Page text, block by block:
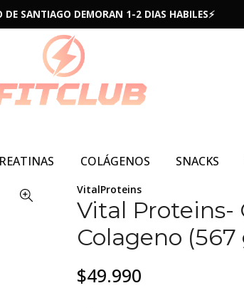
DE SANTIAGO DEMORAN 1-2 DIAS HABILES⚡
COLÁGENOS SNACKS
VitalProteins
Vital Proteins-
Colageno
$49.990